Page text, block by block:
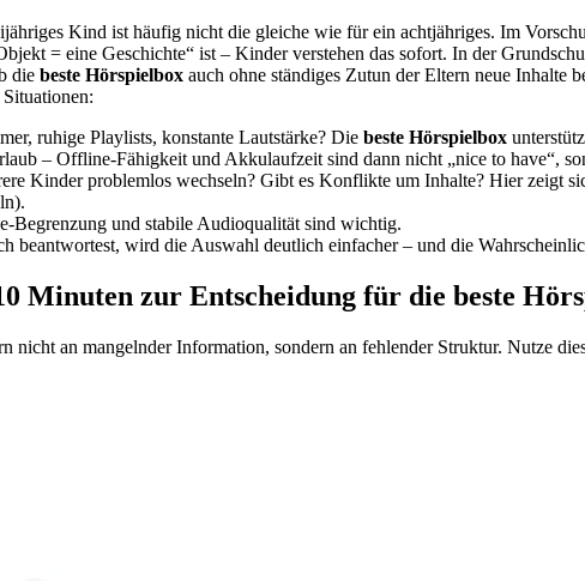
Kind ist häufig nicht die gleiche wie für ein achtjähriges. Im
= eine Geschichte“ ist – Kinder verstehen das sofort. In der
die beste Hörspielbox auch ohne ständiges Zutun der Eltern neue Inhalte
ruhige Playlists, konstante Lautstärke? Die beste Hörspielbox
– Offline-Fähigkeit und Akkulaufzeit sind dann nicht „nice to have“,
Kinder problemlos wechseln? Gibt es Konflikte um Inhalte? Hier zeigt
Begrenzung und stabile Audioqualität sind wichtig.
beantwortest, wird die Auswahl deutlich einfacher – und die
Minuten zur Entscheidung für die beste
nicht an mangelnder Information, sondern an fehlender Struktur. Nutze